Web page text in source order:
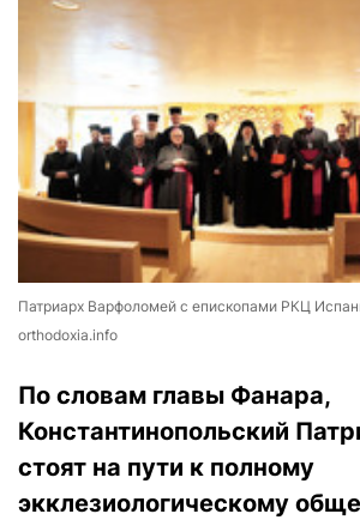
Патриарх Варфоломей с епископами РКЦ
orthodoxia.info
По словам главы Фанара,
Константинопольский
стоят на пути к полному
экклезиологическому